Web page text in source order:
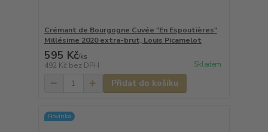
Crémant de Bourgogne Cuvée "En Espoutières"
Millésime 2020 extra-brut, Louis Picamelot
595 Kč/ks
492 Kč bez DPH Skladem
Přidat do košíku
Novinka